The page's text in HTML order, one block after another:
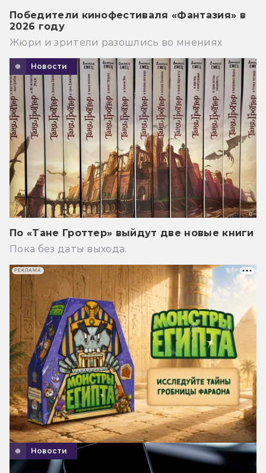
Победители кинофестиваля «Фантазия» в
2026 году
Жюри и зрители разошлись во мнениях
Новости
По «Тане Гроттер» выйдут две новые книги
Пока без даты выхода.
Новости
РЕКЛАМА